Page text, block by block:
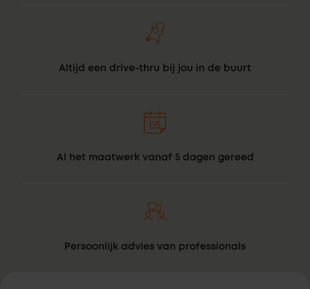
Altijd een drive-thru bij jou in de buurt
Al het maatwerk vanaf 5 dagen gereed
Persoonlijk advies van professionals